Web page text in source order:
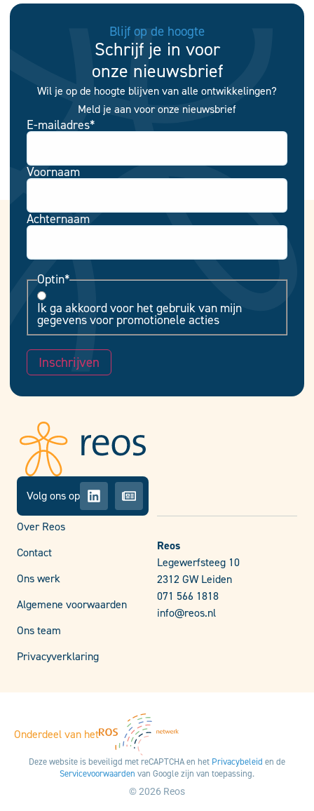
Blijf op de hoogte
Schrijf je in voor
onze nieuwsbrief
Wil je op de hoogte blijven van alle ontwikkelingen?
Meld je aan voor onze nieuwsbrief
E-mailadres*
Voornaam
Achternaam
Optin*
Ik ga akkoord voor het gebruik van mijn
gegevens voor promotionele acties
Inschrijven
Volg ons op
Over Reos
Contact
Ons werk
Algemene voorwaarden
Ons team
Privacyverklaring
Reos
Legewerfsteeg 10
2312 GW Leiden
071 566 1818
info@reos.nl
Onderdeel van het
Deze website is beveiligd met reCAPTCHA en het Privacybeleid en de
Servicevoorwaarden van Google zijn van toepassing.
© 2026 Reos